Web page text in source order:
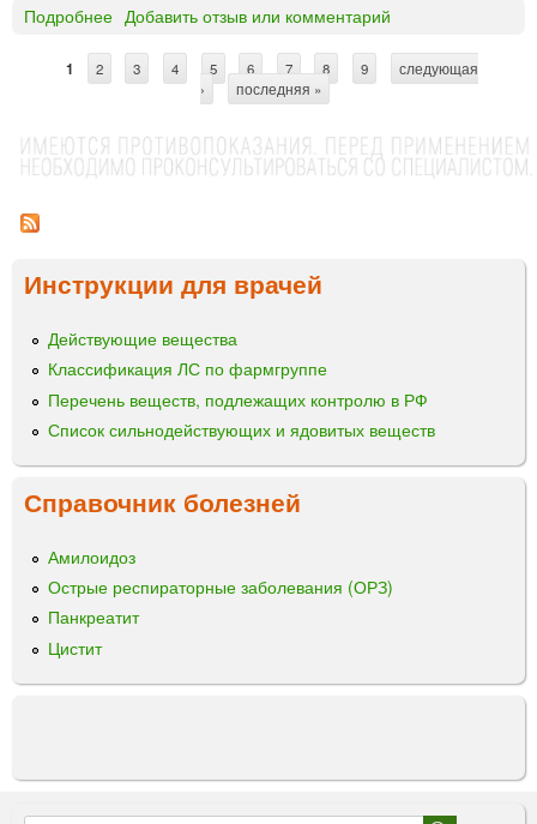
Подробнее
л
а
Л
С
к
а
с
у
л
ы
Добавить отзыв или комментарий
р
н
и
ы
1 2 3 4 5 6 7 8 9
следующая
›
последняя »
Инструкции для врачей
Действующие вещества
Классификация ЛС по фармгруппе
Перечень веществ, подлежащих контролю в РФ
Список сильнодействующих и ядовитых веществ
Справочник болезней
Амилоидоз
Острые респираторные заболевания (ОРЗ)
Панкреатит
Цистит